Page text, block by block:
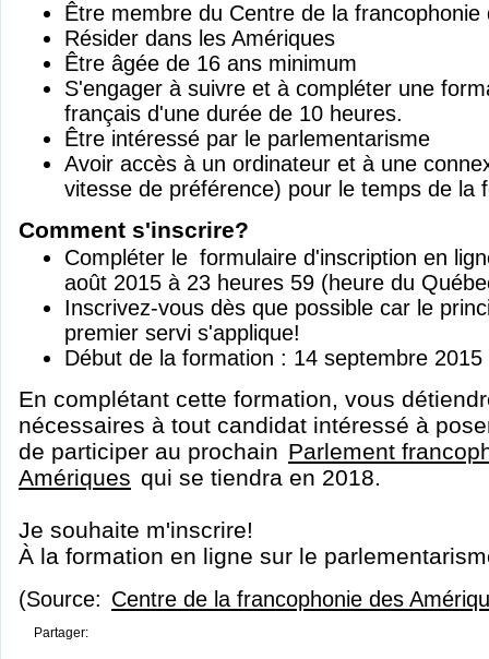
Être membre du Centre de la francophonie
Résider dans les Amériques
Être âgée de 16 ans minimum
S'engager à suivre et à compléter une
français d'une durée de 10 heures.
Être intéressé par le parlementarisme
Avoir accès à un ordinateur et à une
vitesse de préférence) pour le temps de la
Comment s'inscrire?
Compléter le formulaire d'inscription en
août 2015 à 23 heures 59 (heure du
Inscrivez-vous dès que possible car le
premier servi s'applique!
Début de la formation : 14 septembre 2015
En complétant cette formation, vous
nécessaires à tout candidat intéressé à
de participer au prochain Parlement
Amériques qui se tiendra en 2018.
Je souhaite m'inscrire!
À la formation en ligne sur le
(Source: Centre de la francophonie des
Partager: